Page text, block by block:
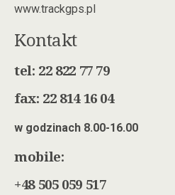
www.trackgps.pl
Kontakt
tel: 22 822 77 79
fax: 22 814 16 04
w godzinach 8.00-16.00
mobile:
+48 505 059 517